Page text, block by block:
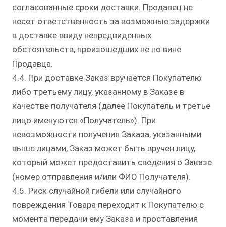
согласованные сроки доставки. Продавец не
несет ответственность за возможные задержки
в доставке ввиду непредвиденных
обстоятельств, произошедших не по вине
Продавца.
4.4. При доставке Заказ вручается Покупателю
либо третьему лицу, указанному в Заказе в
качестве получателя (далее Покупатель и третье
лицо именуются «Получатель»). При
невозможности получения Заказа, указанными
выше лицами, Заказ может быть вручен лицу,
который может предоставить сведения о Заказе
(номер отправления и/или ФИО Получателя).
4.5. Риск случайной гибели или случайного
повреждения Товара переходит к Покупателю с
момента передачи ему Заказа и проставления